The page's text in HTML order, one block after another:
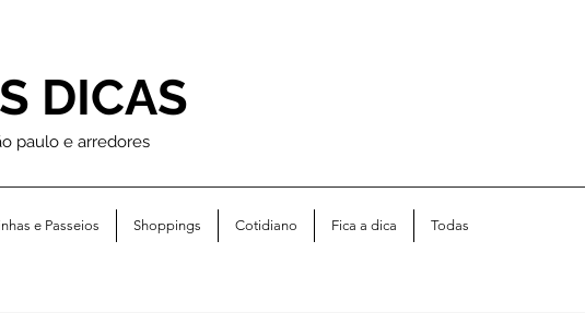
DICAS
paulo e arredores
e Passeios Shoppings Cotidiano Fica a dica Todas